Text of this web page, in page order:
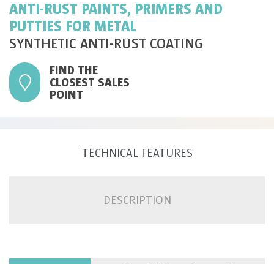
ANTI-RUST PAINTS, PRIMERS AND
PUTTIES FOR METAL
SYNTHETIC ANTI-RUST COATING
FIND THE
CLOSEST SALES
POINT
TECHNICAL FEATURES
DESCRIPTION